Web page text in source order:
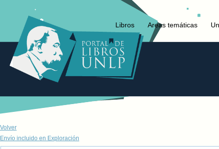
Libros Areas temáticas
Volver
Envío incluido en Exploración